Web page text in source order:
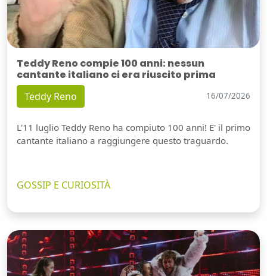
Teddy Reno compie 100 anni: nessun
cantante italiano ci era riuscito prima
Teddy Reno 16/07/2026
L'11 luglio Teddy Reno ha compiuto 100 anni! E' il primo
cantante italiano a raggiungere questo traguardo.
GOSSIP E CURIOSITÀ